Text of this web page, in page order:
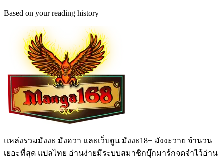
Based on your reading history
แหล่งรวมมังงะ มังฮวา และเว็บตูน มังงะ18+ มังงะวาย จำนวน
เยอะที่สุด แปลไทย อ่านง่ายมีระบบสมาชิกบุ๊กมาร์กจดจำไว้อ่าน